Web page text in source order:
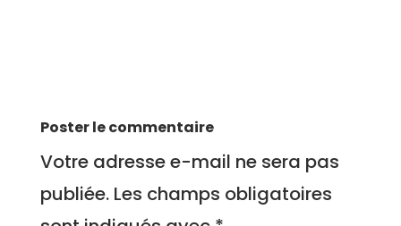
Poster le commentaire
Votre adresse e-mail ne sera pas
publiée. Les champs obligatoires